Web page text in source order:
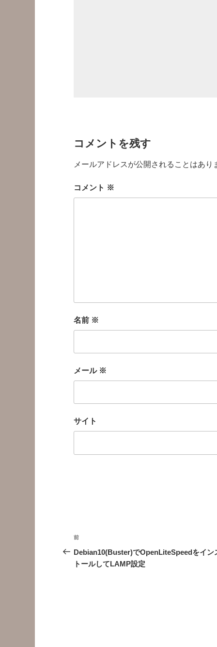
コメントを残す
メールアドレスが公開されることはあり
コメント ※
名前 ※
メール ※
サイト
投
稿
ナ
前
の
投
前
Debian10(Buster)でOpenLiteSpeedをイン
トールしてLAMP設定